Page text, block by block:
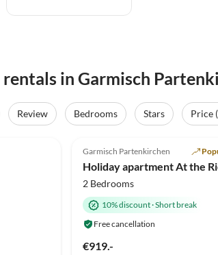
in Garmisch
Review Bedrooms Stars Price
Garmisch Partenkirchen
2 Bedrooms
10% discount·Short break
Free cancellation
€919.-